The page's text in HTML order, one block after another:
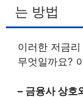
는 방법
이러한 저금
무엇일까요?
– 금융사 상호